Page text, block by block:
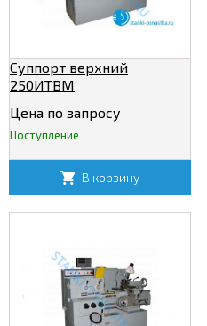
Суппорт верхний
250ИТВМ
Цена по запросу
Поступление
В корзину